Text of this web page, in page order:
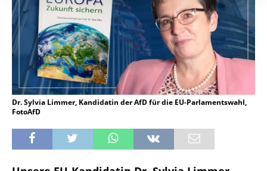
Dr. Sylvia Limmer, Kandidatin der AfD für die EU-Parlamentswahl,
FotoAfD